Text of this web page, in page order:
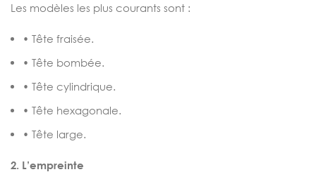
Les modèles les plus courants sont :
• Tête fraisée.
• Tête bombée.
• Tête cylindrique.
• Tête hexagonale.
• Tête large.
2. L’empreinte